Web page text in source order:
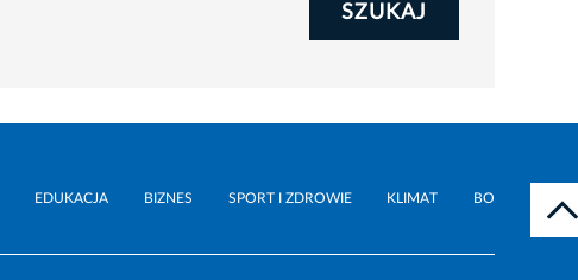
SZUKAJ
EDUKACJA BIZNES SPORT I ZDROWIE KLIMAT BO